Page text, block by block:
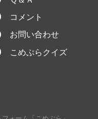
コメント
お問い合わせ
こめぷらクイズ